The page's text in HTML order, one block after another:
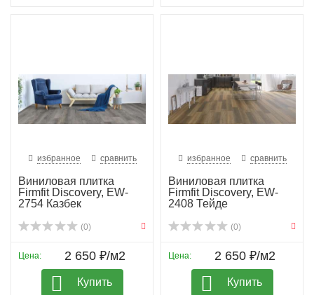
избранное сравнить
Виниловая плитка
Firmfit Discovery, EW-
2754 Казбек
(0)
Цена: 2 650 ₽/м2
Купить
избранное сравнить
Виниловая плитка
Firmfit Discovery, EW-
2408 Тейде
(0)
Цена: 2 650 ₽/м2
Купить